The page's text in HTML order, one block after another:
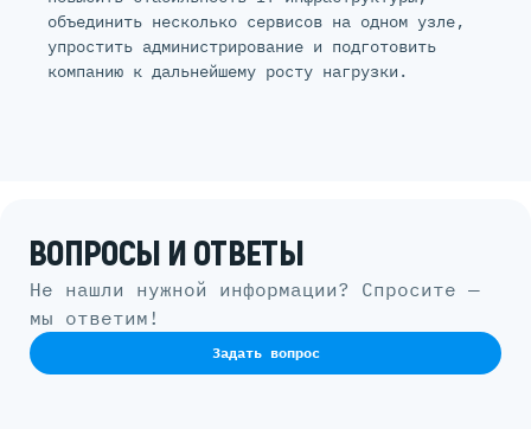
объединить несколько сервисов на одном узле,
упростить администрирование и подготовить
компанию к дальнейшему росту нагрузки.
ВОПРОСЫ И ОТВЕТЫ
Не нашли нужной информации? Спросите —
мы ответим!
Задать вопрос